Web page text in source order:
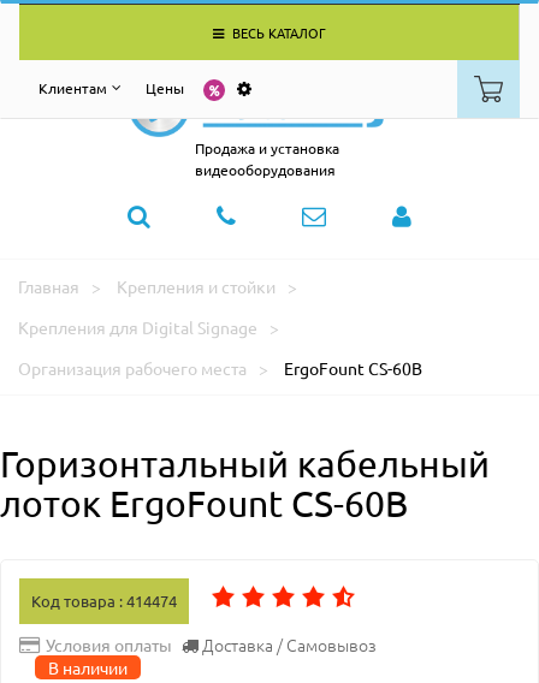
ВЕСЬ КАТАЛОГ
Клиентам Цены
Продажа и установка
видеооборудования
Главная
Крепления и стойки
Крепления для Digital Signage
Организация рабочего места
ErgoFount CS-60B
Горизонтальный кабельный
лоток ErgoFount CS-60B
Код товара : 414474
Условия оплаты Доставка / Самовывоз
В наличии